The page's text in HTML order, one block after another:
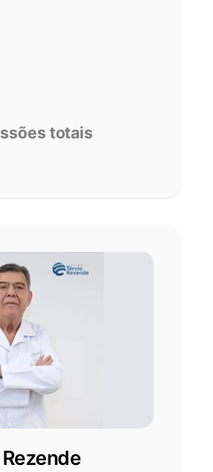
totais